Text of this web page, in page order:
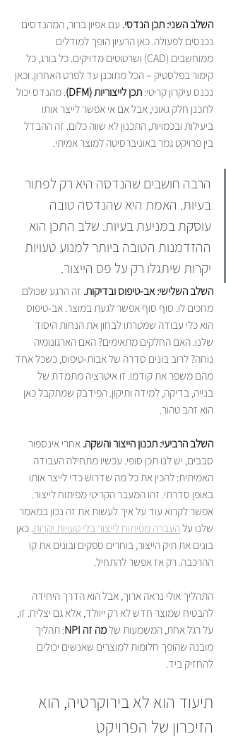
השלב השני: תכן הנדסי. עם אפיון ברור, המהנדסים
נכנסים לפעולה. כאן הרעיון הופך למודלים
ממוחשבים (CAD) ושרטוטים מדויקים. כל בורג, כל
קימור בפלסטיק – הכל מתוכנן עד לפרט האחרון. וכאן
נכנס עיקרון קריטי: תכן לייצוריות (DFM)
. מהנדס יכול
לתכנן חלק גאוני, אבל אם אי אפשר לייצר אותו
ביעילות ובכמויות, התכנון לא שווה כלום. זה ההבדל
בין פרויקט גמר באוניברסיטה למוצר אמיתי.
הרבה חושבים שהנדסה היא רק לפתור
בעיות. האמת היא שהנדסה טובה
עוסקת במניעת בעיות. שלב התכן הוא
ההזדמנות הטובה ביותר למנוע טעויות
יקרות שיתגלו רק על פס הייצור.
השלב השלישי: אב-טיפוס ובדיקות. זה הרגע שכולם
מחכים לו. סוף סוף אפשר לגעת במוצר. אב-טיפוס
הוא כלי עבודה שמטרתו לבחון את הנחות היסוד
שלנו. האם החלקים מתאימים? האם הארגונומיה
נוחה? לרוב בונים סדרה של אבות-טיפוס, כשכל אחד
מהם משפר את קודמו. זו איטרציה מתמדת של
בנייה, בדיקה, למידה ותיקון. הפידבק שמתקבל כאן
הוא זהב טהור.
השלב הרביעי: תכנון הייצור והשקה. אחרי אינספור
סבבים, יש לנו תכן סופי. עכשיו מתחילה העבודה
האמיתית: להכין את כל מה שדרוש כדי לייצר אותו
באופן סדרתי. זהו המעבר הקריטי מפיתוח לייצור.
אפשר לקרוא עוד על איך לעשות את זה נכון במאמר
שלנו על העברה מפיתוח לייצור בלי טעויות יקרות. כאן
בונים את תיק הייצור, בוחרים ספקים ובונים את קו
ההרכבה. רק אז אפשר להתחיל.
התהליך אולי נראה ארוך, אבל הוא הדרך היחידה
להבטיח שמוצר חדש לא רק ייוולד, אלא גם יצליח. זו,
על רגל אחת, המשמעות של מה זה NPI
: תהליך
מובנה שהופך חלומות למוצרים שאנשים יכולים
להחזיק ביד.
תיעוד הוא לא בירוקרטיה, הוא
הזיכרון של הפרויקט